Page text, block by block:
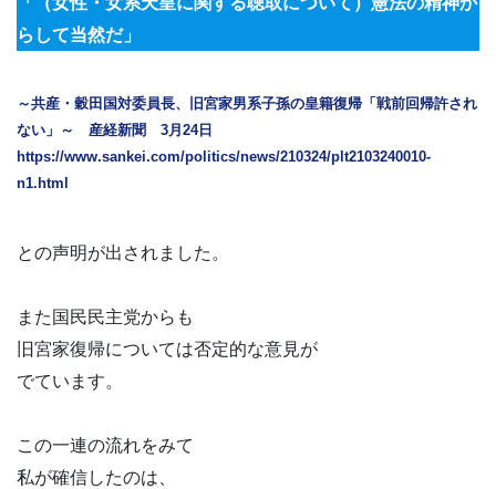
らして当然だ」
～共産・穀田国対委員長、旧宮家男系子孫の皇籍復帰「戦前回帰許され
ない」～ 産経新聞 3月24日
https://www.sankei.com/politics/news/210324/plt2103240010-
n1.html
との声明が出されました。
また国民民主党からも
旧宮家復帰については否定的な意見が
でています。
この一連の流れをみて
私が確信したのは、